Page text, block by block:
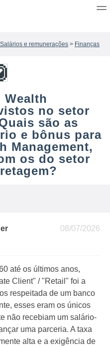
Salários e remunerações > Finanças
Wealth
no setor
são as
e bônus para
Management,
os do setor
08/07/2026
até os últimos anos,
Client" / "Retail" foi a
respeitada de um banco
esses eram os únicos
não recebiam um salário-
uma parceria. A taxa
alta e a exigência de